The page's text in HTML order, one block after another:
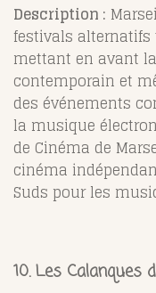
Description :
festivals
mettant en avant
contemporain et
des événements
la musique
de Cinéma de
cinéma
Suds pour les
10. Les Calanques